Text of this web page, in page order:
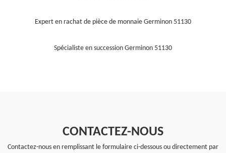
Expert en rachat de pièce de monnaie Germinon 51130
Spécialiste en succession Germinon 51130
CONTACTEZ-NOUS
Contactez-nous en remplissant le formulaire ci-dessous ou directement par